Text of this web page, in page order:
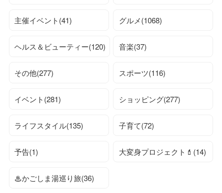
主催イベント(41) グルメ(1068)
ヘルス＆ビューティー(120) 音楽(37)
その他(277) スポーツ(116)
イベント(281) ショッピング(277)
ライフスタイル(135) 子育て(72)
予告(1) 大変身プロジェクト💄(14)
♨かごしま湯巡り旅(36)